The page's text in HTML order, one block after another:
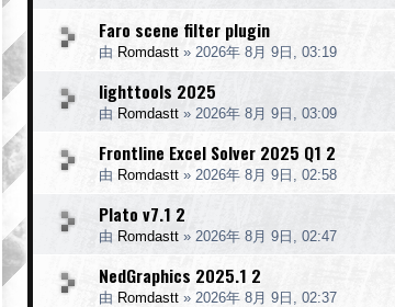
Faro scene filter plugin
由 Romdastt » 2026年 8月 9日, 03:19
lighttools 2025
由 Romdastt » 2026年 8月 9日, 03:09
Frontline Excel Solver 2025 Q1 2
由 Romdastt » 2026年 8月 9日, 02:58
Plato v7.1 2
由 Romdastt » 2026年 8月 9日, 02:47
NedGraphics 2025.1 2
由 Romdastt » 2026年 8月 9日, 02:37